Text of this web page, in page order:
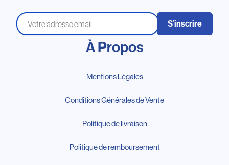
S’inscrire
À Propos
Mentions Légales
Conditions Générales de Vente
Politique de livraison
Politique de remboursement